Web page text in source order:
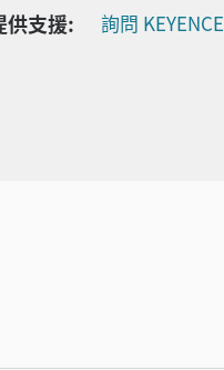
供支援: 詢問 KEYENCE